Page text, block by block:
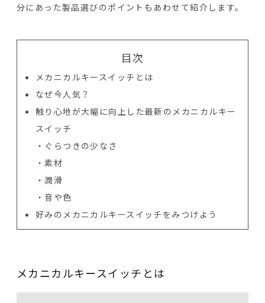
分にあった製品選びのポイントもあわせて紹介します。
目次
メカニカルキースイッチとは
なぜ今人気？
触り心地が大幅に向上した最新のメカニカルキー
スイッチ
ぐらつきの少なさ
素材
潤滑
音や色
好みのメカニカルキースイッチをみつけよう
メカニカルキースイッチとは